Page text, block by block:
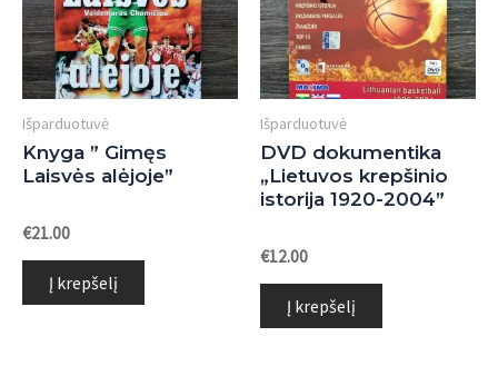
Išparduotuvė
Knyga ” Gimęs
Laisvės alėjoje”
Įvertinimas:
iš
€21.00
Į krepšelį
Išparduotuvė
DVD dokumentika
„Lietuvos krepšinio
istorija 1920-2004”
Įvertinimas:
iš
€12.00
Į krepšelį